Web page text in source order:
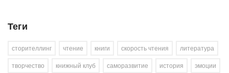
Теги
сторителлинг чтение книги скорость чтения
литература
творчество
книжный клуб саморазвитие история
эмоции